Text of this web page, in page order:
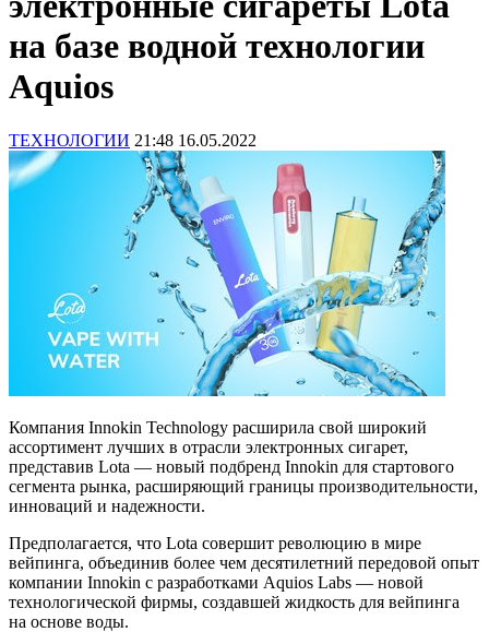
на базе водной технологии
Aquios
ТЕХНОЛОГИИ 21:48 16.05.2022
Компания Innokin Technology расширила свой широкий
ассортимент лучших в отрасли электронных сигарет,
представив Lota — новый подбренд Innokin для стартового
сегмента рынка, расширяющий границы производительности,
инноваций и надежности.
Предполагается, что Lota совершит революцию в мире
вейпинга, объединив более чем десятилетний передовой опыт
компании Innokin с разработками Aquios Labs — новой
технологической фирмы, создавшей жидкость для вейпинга
на основе воды.